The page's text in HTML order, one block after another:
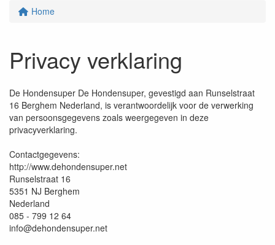
Home
Privacy verklaring
De Hondensuper De Hondensuper, gevestigd aan Runselstraat
16 Berghem Nederland, is verantwoordelijk voor de verwerking
van persoonsgegevens zoals weergegeven in deze
privacyverklaring.
Contactgegevens:
http://www.dehondensuper.net
Runselstraat 16
5351 NJ Berghem
Nederland
085 - 799 12 64
info@dehondensuper.net